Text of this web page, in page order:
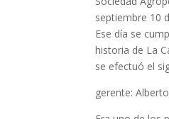
septiembre 10
Ese día se
historia de La
se efectuó el
gerente: